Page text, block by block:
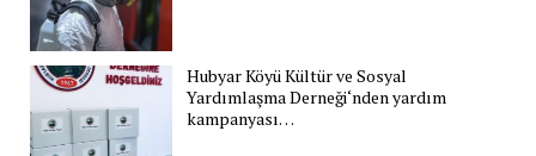
Hubyar Köyü Kültür ve Sosyal
Yardımlaşma Derneği‘nden yardım
kampanyası…